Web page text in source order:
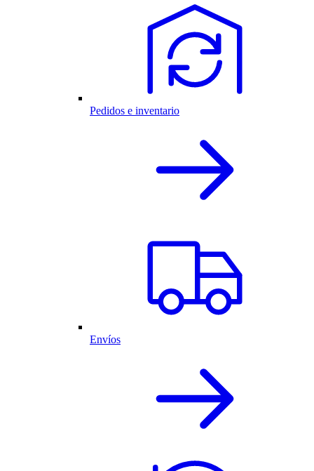
Pedidos e inventario
Envíos